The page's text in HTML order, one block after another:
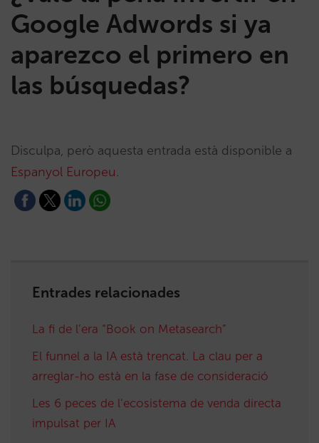
Google Adwords si ya
aparezco el primero en
las búsquedas?
Disculpa, però aquesta entrada està disponible a
Espanyol Europeu.
Entrades relacionades
La fi de l’era “Book on Metasearch”
El funnel a la IA està trencat. La clau per a
arreglar-ho està en la fase de consideració
Les 6 peces de l’ecosistema de venda directa
impulsat per IA